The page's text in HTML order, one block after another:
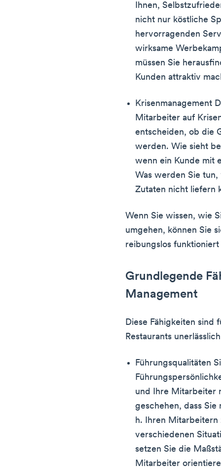
Ihnen,
nicht nur köstliche
hervorragenden
wirksame
müssen Sie
Kunden attraktiv
Krisenmanagement
Mitarbeiter auf
entscheiden, ob die
werden. Wie sieht
wenn ein Kunde mit
Was werden Sie
Zutaten nicht liefern
Wenn Sie wissen, wie
umgehen, können Sie
reibungslos
Grundlegende
Management
Diese Fähigkeiten sind
Restaurants
Führungsqualitäten
und Ihre Mitarbeiter
geschehen, dass
h. Ihren Mitarbeitern
verschiedenen
setzen Sie die
Mitarbeiter